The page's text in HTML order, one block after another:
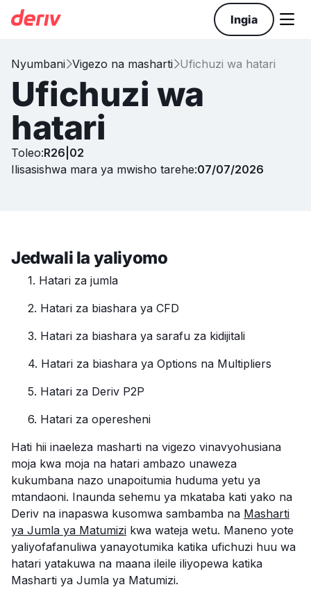
Ingia 
NyumbaniVigezo na mashartiUfichuzi wa hatari
Ufichuzi wa
hatari
Toleo:R26|02
Ilisasishwa mara ya mwisho tarehe:07/07/2026
Jedwali la yaliyomo
1. Hatari za jumla‍
2. Hatari za biashara ya CFD‍
3. Hatari za biashara ya sarafu za kidijitali‍
4. Hatari za biashara ya Options na Multipliers
5. Hatari za Deriv P2P
6. Hatari za operesheni‍
Hati hii inaeleza masharti na vigezo vinavyohusiana
moja kwa moja na hatari ambazo unaweza
kukumbana nazo unapoitumia huduma yetu ya
mtandaoni. Inaunda sehemu ya mkataba kati yako na
Deriv na inapaswa kusomwa sambamba na Masharti
ya Jumla ya Matumizi kwa wateja wetu. Maneno yote
yaliyofafanuliwa yanayotumika katika ufichuzi huu wa
hatari yatakuwa na maana ileile iliyopewa katika
Masharti ya Jumla ya Matumizi.